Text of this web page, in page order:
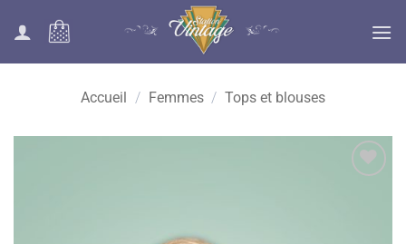
Accueil / Femmes / Tops et blouses
Ajouter